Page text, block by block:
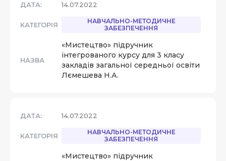
ДАТА: 14.07.2022
КАТЕГОРІЯ
НАВЧАЛЬНО-МЕТОДИЧНЕ
ЗАБЕЗПЕЧЕННЯ
НАЗВА
«Мистецтво» підручник
інтегрованого курсу для 3 класу
закладів загальної середньої освіти
Лємешева Н.А.
ДАТА: 14.07.2022
КАТЕГОРІЯ
НАВЧАЛЬНО-МЕТОДИЧНЕ
ЗАБЕЗПЕЧЕННЯ
«Мистецтво» підручник